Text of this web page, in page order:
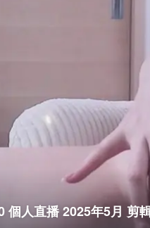
個人直播 2025年5月 剪